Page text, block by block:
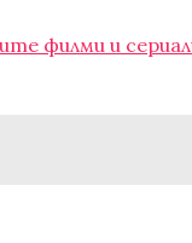
филми и